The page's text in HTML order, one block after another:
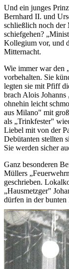
Und ein junges
Bernhard II. und
schließlich noch der
schiefgehen?
Kollegium vor, und
Mitternacht.
Wie immer war den
vorbehalten. Sie
legten sie mit Pfiff
brach Alois
ohnehin leicht
aus Milano" mit
als „Trinkfester"
Liebel mit von der
Debütanten stellten
Sie werden sicher
Ganz besonderen
Müllers
geschrieben.
„Hausmetzger"
dürfen in der bunten